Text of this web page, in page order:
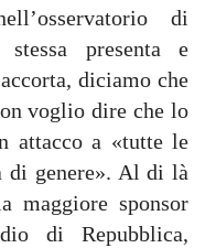
di
presenta e
diciamo che
voglio dire che lo
attacco a «tutte le
di genere». Al di là
maggiore sponsor
di Repubblica,